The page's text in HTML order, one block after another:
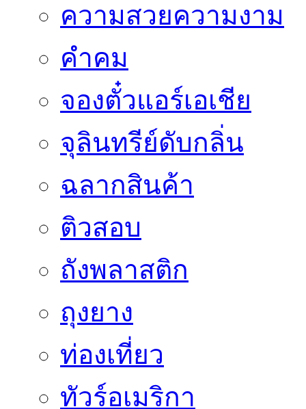
ความสวยความงาม
คำคม
จองตั๋วแอร์เอเชีย
จุลินทรีย์ดับกลิ่น
ฉลากสินค้า
ติวสอบ
ถังพลาสติก
ถุงยาง
ท่องเที่ยว
ทัวร์อเมริกา